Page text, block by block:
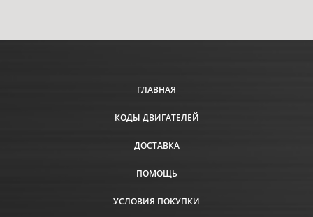
ГЛАВНАЯ
КОДЫ ДВИГАТЕЛЕЙ
ДОСТАВКА
ПОМОЩЬ
УСЛОВИЯ ПОКУПКИ